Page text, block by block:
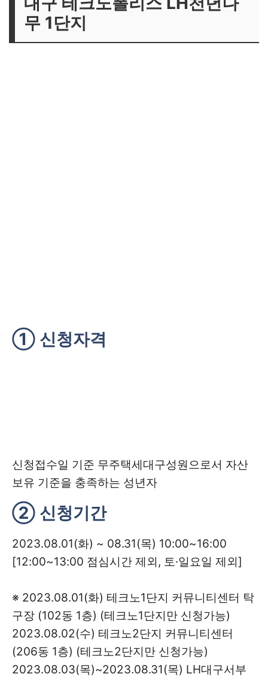
무 1단지
① 신청자격
신청접수일 기준 무주택세대구성원으로서 자산
보유 기준을 충족하는 성년자
② 신청기간
2023.08.01(화) ~ 08.31(목) 10:00~16:00
[12:00~13:00 점심시간 제외, 토·일요일 제외]
※ 2023.08.01(화) 테크노1단지 커뮤니티센터 탁
구장 (102동 1층) (테크노1단지만 신청가능)
2023.08.02(수) 테크노2단지 커뮤니티센터
(206동 1층) (테크노2단지만 신청가능)
2023.08.03(목)~2023.08.31(목) LH대구서부